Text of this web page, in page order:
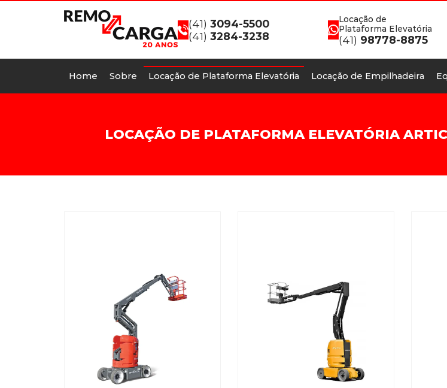
(41) 3094-5500
(41) 3284-3238
Locação de
Plataforma Elevatória
(41) 98778-8875
Home Sobre Locação de Plataforma Elevatória Locação de Empilhadeira
LOCAÇÃO DE PLATAFORMA ELEVATÓRIA